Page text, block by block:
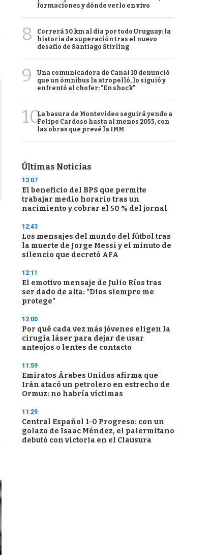
formaciones y dónde verlo en vivo
8
Correrá 50 km al día por todo Uruguay: la
historia de superación tras el nuevo
desafío de Santiago Stirling
9
Una comunicadora de Canal 10 denunció
que un ómnibus la atropelló, lo siguió y
enfrentó al chofer: "En shock"
10La basura de Montevideo seguirá yendo a
Felipe Cardoso hasta al menos 2055, con
las obras que prevé la IMM
Últimas Noticias
13:07
El beneficio del BPS que permite
trabajar medio horario tras un
nacimiento y cobrar el 50 % del jornal
12:43
Los mensajes del mundo del fútbol tras
la muerte de Jorge Messi y el minuto de
silencio que decretó AFA
12:11
El emotivo mensaje de Julio Ríos tras
ser dado de alta: "Dios siempre me
protege"
12:00
Por qué cada vez más jóvenes eligen la
cirugía láser para dejar de usar
anteojos o lentes de contacto
11:59
Emiratos Árabes Unidos afirma que
Irán atacó un petrolero en estrecho de
Ormuz: no habría víctimas
11:29
Central Español 1-0 Progreso: con un
golazo de Isaac Méndez, el palermitano
debutó con victoria en el Clausura